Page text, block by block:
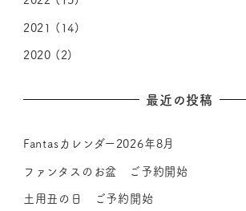
2021 (14)
2020 (2)
最近の投稿
Fantasカレンダー2026年8月
ファンタスのお盆 ご予約開始
土用丑の日 ご予約開始